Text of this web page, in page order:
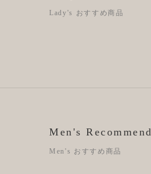
Lady's おすすめ商品
Men's Recommend
Men's おすすめ商品